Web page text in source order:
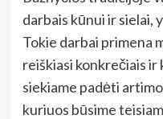
darbais kūnui ir sielai,
Tokie darbai primena
reiškiasi konkrečiais ir
siekiame padėti
kuriuos būsime